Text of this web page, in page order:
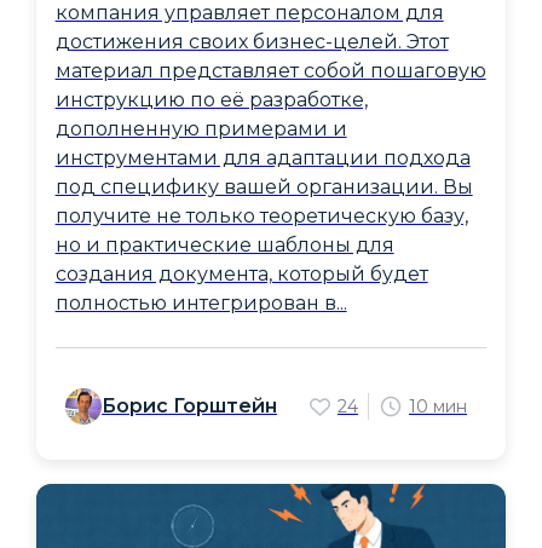
компания управляет персоналом для
достижения своих бизнес-целей. Этот
материал представляет собой пошаговую
инструкцию по её разработке,
дополненную примерами и
инструментами для адаптации подхода
под специфику вашей организации. Вы
получите не только теоретическую базу,
но и практические шаблоны для
создания документа, который будет
полностью интегрирован в...
Борис Горштейн 24 10 мин